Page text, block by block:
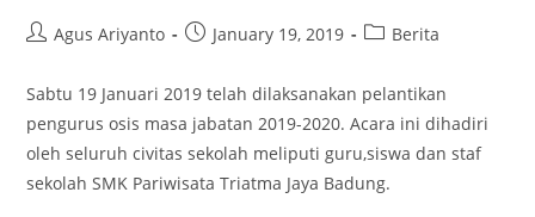
Agus Ariyanto January 19, 2019 Berita
Sabtu 19 Januari 2019 telah dilaksanakan pelantikan
pengurus osis masa jabatan 2019-2020. Acara ini dihadiri
oleh seluruh civitas sekolah meliputi guru,siswa dan staf
sekolah SMK Pariwisata Triatma Jaya Badung.